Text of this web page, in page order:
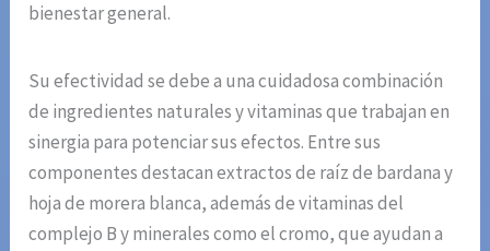
bienestar general.
Su efectividad se debe a una cuidadosa combinación
de ingredientes naturales y vitaminas que trabajan en
sinergia para potenciar sus efectos. Entre sus
componentes destacan extractos de raíz de bardana y
hoja de morera blanca, además de vitaminas del
complejo B y minerales como el cromo, que ayudan a